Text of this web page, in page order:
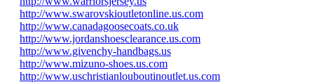
http://www.swarovskioutletonline.us.com
http://www.canadagoosecoats.co.uk
http://www.jordanshoesclearance.us.com
http://www.givenchy-handbags.us
http://www.mizuno-shoes.us.com
http://www.uschristianlouboutinoutlet.us.com